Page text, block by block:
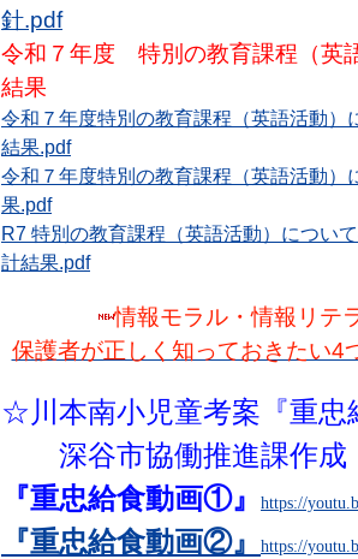
針.pdf
令和７年度 特別の教育課程（英
結果
令和７年度特別の教育課程（英語活動）
結果.pdf
令和７年度特別の教育課程（英語活動）
果.pdf
R7 特別の教育課程（英語活動）につい
計結果.pdf
情報モラル・情報リテ
保護者が正しく知っておきたい4
☆川本南小児童考案『重忠
深谷市協働推進課作成
『重忠給食動画①』
https://
『重忠給食動画②』 https://